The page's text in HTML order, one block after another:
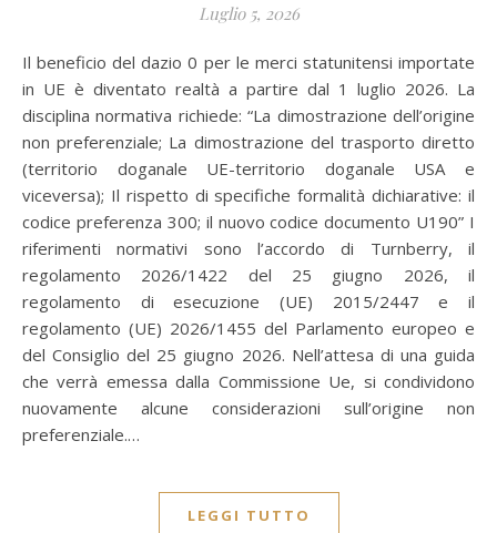
Luglio 5, 2026
Il beneficio del dazio 0 per le merci statunitensi importate
in UE è diventato realtà a partire dal 1 luglio 2026. La
disciplina normativa richiede: “La dimostrazione dell’origine
non preferenziale; La dimostrazione del trasporto diretto
(territorio doganale UE-territorio doganale USA e
viceversa); Il rispetto di specifiche formalità dichiarative: il
codice preferenza 300; il nuovo codice documento U190” I
riferimenti normativi sono l’accordo di Turnberry, il
regolamento 2026/1422 del 25 giugno 2026, il
regolamento di esecuzione (UE) 2015/2447 e il
regolamento (UE) 2026/1455 del Parlamento europeo e
del Consiglio del 25 giugno 2026. Nell’attesa di una guida
che verrà emessa dalla Commissione Ue, si condividono
nuovamente alcune considerazioni sull’origine non
preferenziale.…
LEGGI TUTTO